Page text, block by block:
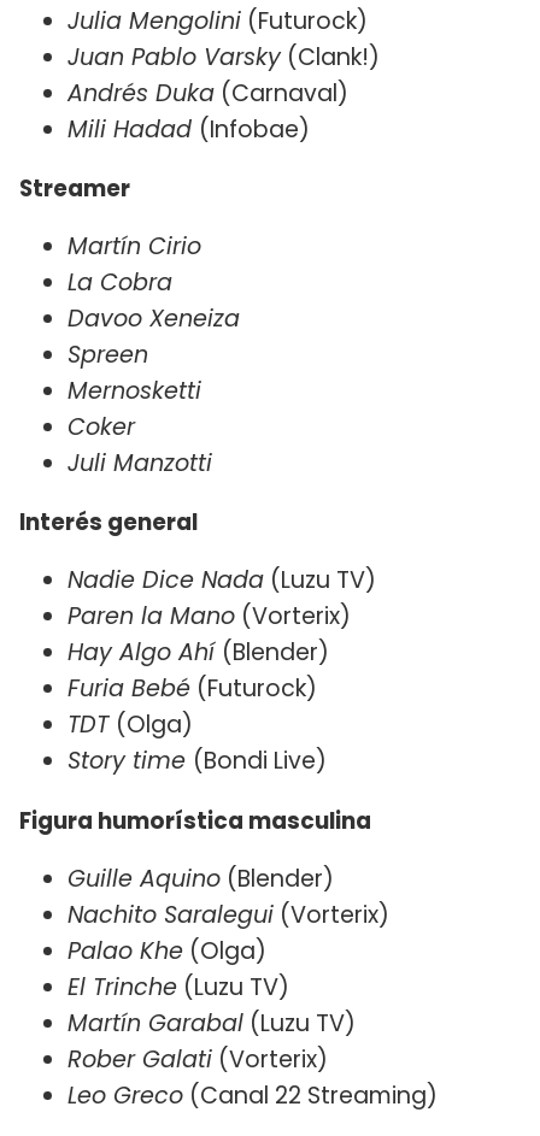
Julia Mengolini (Futurock)
Juan Pablo Varsky(Clank!)
Andrés Duka (Carnaval)
Mili Hadad (Infobae)
Streamer
Martín Cirio
La Cobra
Davoo Xeneiza
Spreen
Mernosketti
Coker
Juli Manzotti
Interés general
Nadie Dice Nada (Luzu TV)
Paren la Mano (Vorterix)
Hay Algo Ahí (Blender)
Furia Bebé (Futurock)
TDT (Olga)
Story time (Bondi Live)
Figura humorística masculina
Guille Aquino (Blender)
Nachito Saralegui (Vorterix)
Palao Khe (Olga)
El Trinche (Luzu TV)
Martín Garabal (Luzu TV)
Rober Galati (Vorterix)
Leo Greco (Canal 22 Streaming)